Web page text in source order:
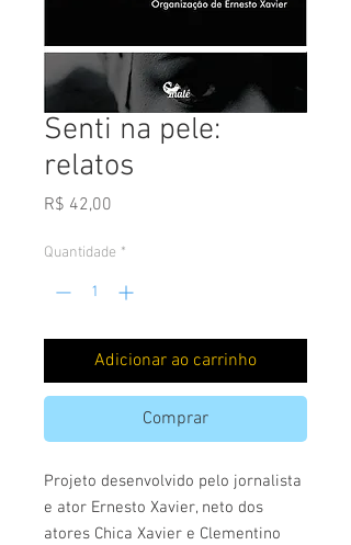
Senti na pele:
relatos
R$ 42,00
Quantidade *
Adicionar ao carrinho
Comprar
Projeto desenvolvido pelo jornalista
e ator Ernesto Xavier, neto dos
atores Chica Xavier e Clementino